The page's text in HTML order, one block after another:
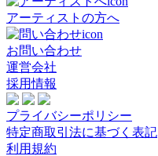
アーティストの方へ
お問い合わせ
運営会社
採用情報
プライバシーポリシー
特定商取引法に基づく表記
利用規約